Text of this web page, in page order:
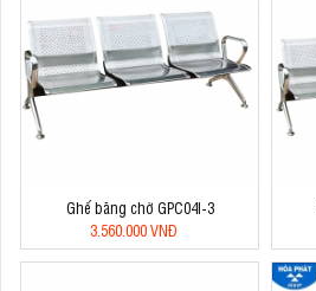
Ghế băng chờ GPC04I-3
3.560.000 VNĐ